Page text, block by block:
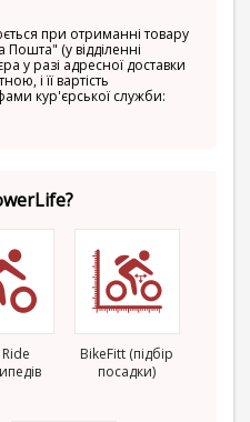
при отриманні товару
(у відділенні
у разі адресної доставки
і її вартість
кур'єрської служби:
BikeFitt (підбір
посадки)